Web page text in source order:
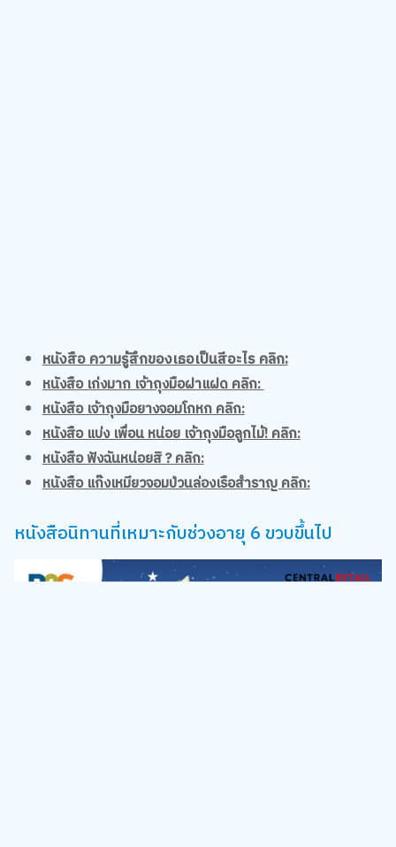
หนังสือ เก่งมาก เจ้าถุงมือฝาแฝด คลิก:
หนังสือ เจ้าถุงมือยางจอมโกหก คลิก:
หนังสือ แบ่ง เพื่อน หน่อย เจ้าถุงมือลูกไม้! คลิก:
หนังสือ ฟังฉันหน่อยสิ ? คลิก:
หนังสือ แก๊งเหมียวจอมป่วนล่องเรือสำราญ คลิก:
หนังสือนิทานที่เหมาะกับช่วงอายุ 6 ขวบขึ้นไป